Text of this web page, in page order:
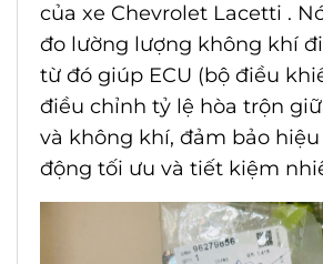
của xe Chevrolet Lacetti .
đo lường lượng không khí
từ đó giúp ECU (bộ điều
điều chỉnh tỷ lệ hòa trộn
và không khí, đảm bảo
động tối ưu và tiết kiệm